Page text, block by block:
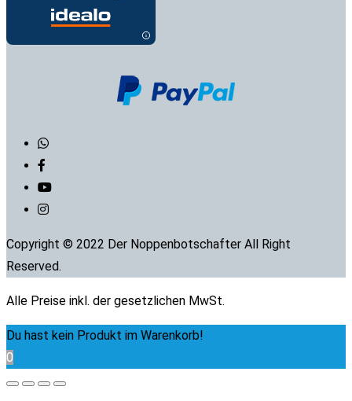
Copyright © 2022 Der Noppenbotschafter All Right
Reserved.
Alle Preise inkl. der gesetzlichen MwSt.
Du hast kein Produkt im Warenkorb!
0